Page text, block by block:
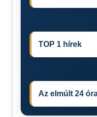
TOP 1 hírek
Az elmúlt 24